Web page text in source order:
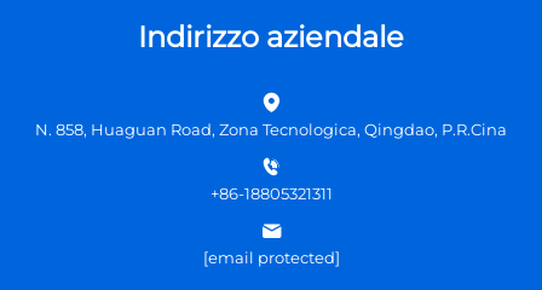
Indirizzo aziendale
N. 858, Huaguan Road, Zona Tecnologica, Qingdao, P.R.Cina
+86-18805321311
[email protected]